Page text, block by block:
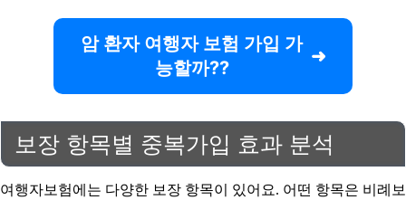
암 환자 여행자 보험 가입 가
능할까??
보장 항목별 중복가입 효과 분석
여행자보험에는 다양한 보장 항목이 있어요. 어떤 항목은 비례보